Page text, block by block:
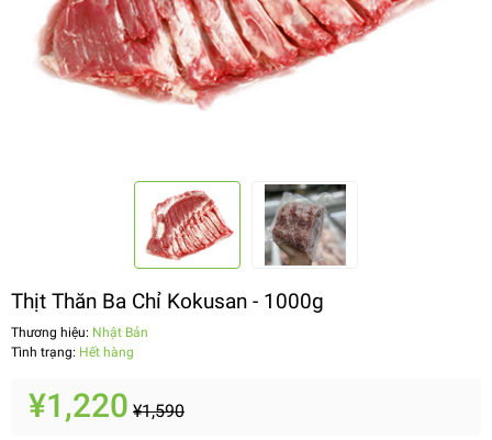
Thịt Thăn Ba Chỉ Kokusan - 1000g
Thương hiệu: Nhật Bản
Tình trạng: Hết hàng
¥1,220 ¥1,590